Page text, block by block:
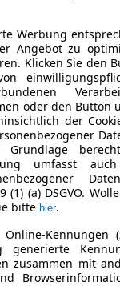
Werbung
Angebot zu
Klicken Sie den
oder den Button
der
umfasst
(a) DSGVO.
bitte hier.
Kennungen
generierte
zusammen mit